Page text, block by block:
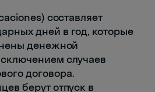
составляет
дней в год, которые
денежной
случаев
договора.
берут отпуск в